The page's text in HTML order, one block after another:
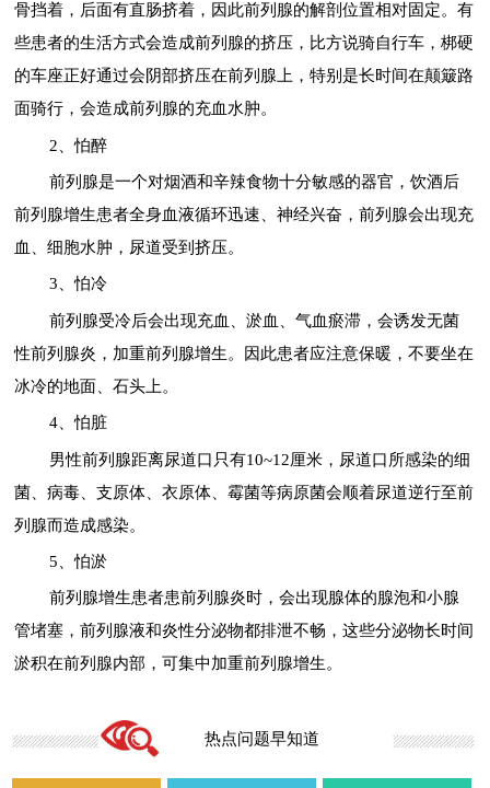
骨挡着，后面有直肠挤着，因此前列腺的解剖位置相对固定。有
些患者的生活方式会造成前列腺的挤压，比方说骑自行车，梆硬
的车座正好通过会阴部挤压在前列腺上，特别是长时间在颠簸路
面骑行，会造成前列腺的充血水肿。
2、怕醉
前列腺是一个对烟酒和辛辣食物十分敏感的器官，饮酒后
前列腺增生患者全身血液循环迅速、神经兴奋，前列腺会出现充
血、细胞水肿，尿道受到挤压。
3、怕冷
前列腺受冷后会出现充血、淤血、气血瘀滞，会诱发无菌
性前列腺炎，加重前列腺增生。因此患者应注意保暖，不要坐在
冰冷的地面、石头上。
4、怕脏
男性前列腺距离尿道口只有10~12厘米，尿道口所感染的细
菌、病毒、支原体、衣原体、霉菌等病原菌会顺着尿道逆行至前
列腺而造成感染。
5、怕淤
前列腺增生患者患前列腺炎时，会出现腺体的腺泡和小腺
管堵塞，前列腺液和炎性分泌物都排泄不畅，这些分泌物长时间
淤积在前列腺内部，可集中加重前列腺增生。
热点问题早知道